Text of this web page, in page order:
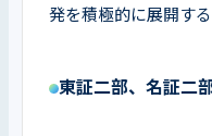
発を積極的に展開す
東証二部、名証二